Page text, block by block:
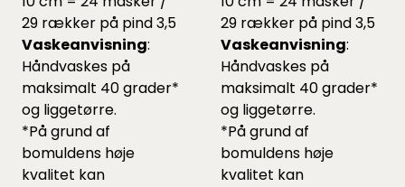
29 rækker på pind 3,5
Vaskeanvisning:
Håndvaskes på
maksimalt 40 grader*
og liggetørre.
*På grund af
bomuldens høje
kvalitet kan
29 rækker på pind 3,5
Vaskeanvisning:
Håndvaskes på
maksimalt 40 grader*
og liggetørre.
*På grund af
bomuldens høje
kvalitet kan